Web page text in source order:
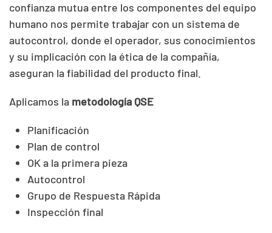
confianza mutua entre los componentes del equipo
humano nos permite trabajar con un sistema de
autocontrol, donde el operador, sus conocimientos
y su implicación con la ética de la compañía,
aseguran la fiabilidad del producto final.
Aplicamos la metodología QSE
Planificación
Plan de control
OK a la primera pieza
Autocontrol
Grupo de Respuesta Rápida
Inspección final